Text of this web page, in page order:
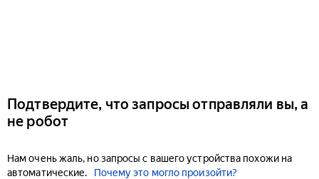
Подтвердите, что запросы отправляли вы, а
не робот
Нам очень жаль, но запросы с вашего устройства похожи на
автоматические.
Почему это могло произойти?